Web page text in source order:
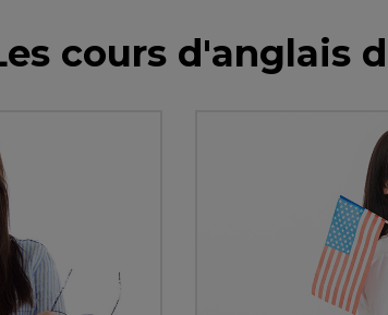
cours d'anglais